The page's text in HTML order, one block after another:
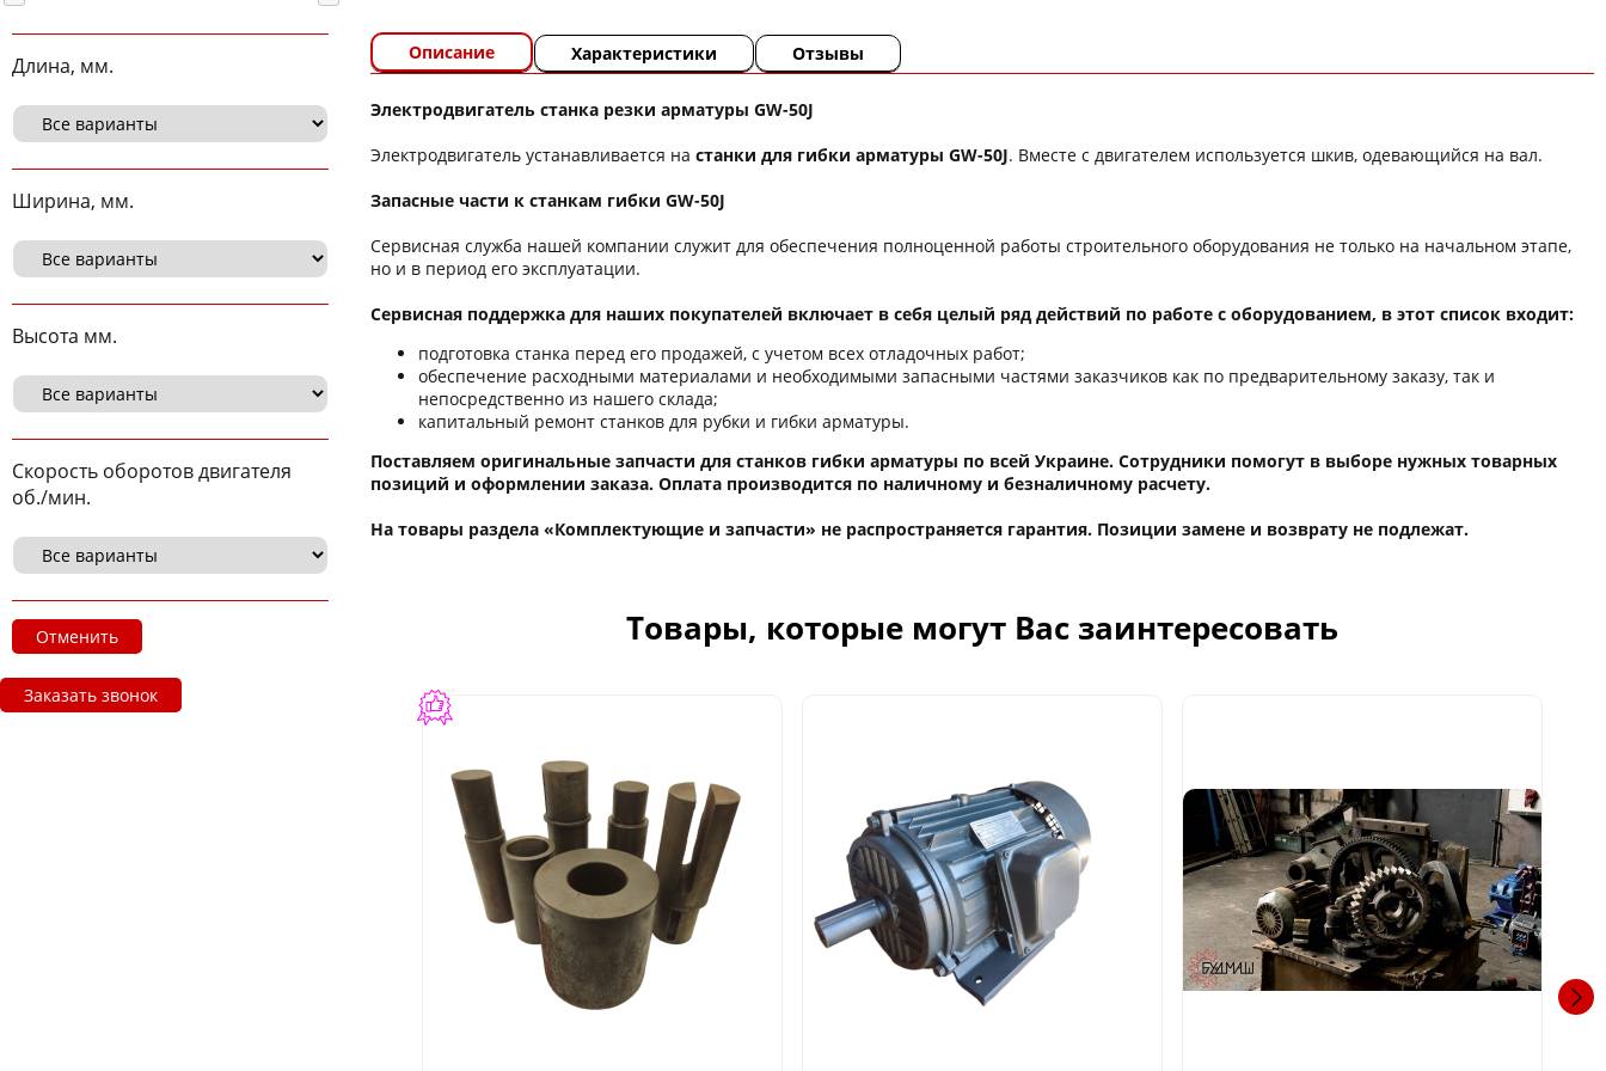
Длина, мм.
Ширина, мм.
Высота мм.
Скорость оборотов двигателя
об./мин.
Отменить
Заказать звонок
Описание Характеристики Отзывы
Электродвигатель станка резки арматуры GW-50J
Электродвигатель устанавливается на станки для гибки арматуры GW-50J. Вместе с двигателем используется шкив, одевающийся на вал.
Запасные части к станкам гибки GW-50J
Сервисная служба нашей компании служит для обеспечения полноценной работы строительного оборудования не только на начальном этапе,
но и в период его эксплуатации.
Сервисная поддержка для наших покупателей включает в себя целый ряд действий по работе с оборудованием, в этот список входит:
подготовка станка перед его продажей, с учетом всех отладочных работ;
обеспечение расходными материалами и необходимыми запасными частями заказчиков как по предварительному заказу, так и
непосредственно из нашего склада;
капитальный ремонт станков для рубки и гибки арматуры.
Поставляем оригинальные запчасти для станков гибки арматуры по всей Украине. Сотрудники помогут в выборе нужных товарных
позиций и оформлении заказа. Оплата производится по наличному и безналичному расчету.
На товары раздела «Комплектующие и запчасти» не распространяется гарантия. Позиции замене и возврату не подлежат.
Товары, которые могут Вас заинтересовать